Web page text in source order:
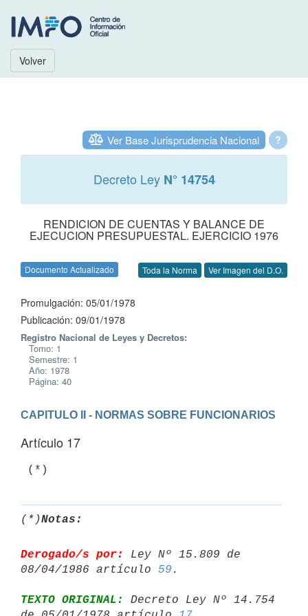
Volver
?
Ver Base Jurisprudencia Nacional
Decreto Ley N° 14754
RENDICION DE CUENTAS Y BALANCE DE
EJECUCION PRESUPUESTAL. EJERCICIO 1976
Documento Actualizado Toda la Norma Ver Imagen del D.O.
Promulgación: 05/01/1978
Publicación: 09/01/1978
Registro Nacional de Leyes y Decretos:
Tomo: 1
Semestre: 1
Año: 1978
Página: 40
CAPITULO II - NORMAS SOBRE FUNCIONARIOS
Artículo 17
(*)Notas:
Derogado/s por:
Ley Nº 15.809 de
08/04/1986 artículo 59
TEXTO ORIGINAL:
Decreto Ley Nº 14.754